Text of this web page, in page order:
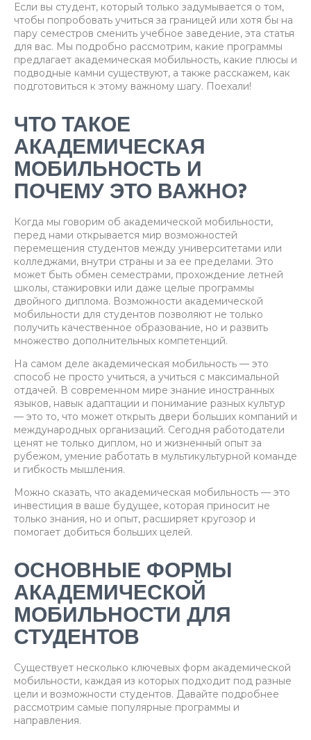
Если вы студент, который только задумывается о том,
чтобы попробовать учиться за границей или хотя бы на
пару семестров сменить учебное заведение, эта статья
для вас. Мы подробно рассмотрим, какие программы
предлагает академическая мобильность, какие плюсы и
подводные камни существуют, а также расскажем, как
подготовиться к этому важному шагу. Поехали!
ЧТО ТАКОЕ
АКАДЕМИЧЕСКАЯ
МОБИЛЬНОСТЬ И
ПОЧЕМУ ЭТО ВАЖНО?
Когда мы говорим об академической мобильности,
перед нами открывается мир возможностей
перемещения студентов между университетами или
колледжами, внутри страны и за ее пределами. Это
может быть обмен семестрами, прохождение летней
школы, стажировки или даже целые программы
двойного диплома. Возможности академической
мобильности для студентов позволяют не только
получить качественное образование, но и развить
множество дополнительных компетенций.
На самом деле академическая мобильность — это
способ не просто учиться, а учиться с максимальной
отдачей. В современном мире знание иностранных
языков, навык адаптации и понимание разных культур
— это то, что может открыть двери больших компаний и
международных организаций. Сегодня работодатели
ценят не только диплом, но и жизненный опыт за
рубежом, умение работать в мультикультурной команде
и гибкость мышления.
Можно сказать, что академическая мобильность — это
инвестиция в ваше будущее, которая приносит не
только знания, но и опыт, расширяет кругозор и
помогает добиться больших целей.
ОСНОВНЫЕ ФОРМЫ
АКАДЕМИЧЕСКОЙ
МОБИЛЬНОСТИ ДЛЯ
СТУДЕНТОВ
Существует несколько ключевых форм академической
мобильности, каждая из которых подходит под разные
цели и возможности студентов. Давайте подробнее
рассмотрим самые популярные программы и
направления.